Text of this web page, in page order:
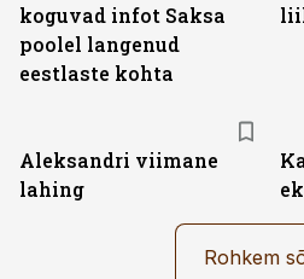
koguvad infot Saksa
poolel langenud
eestlaste kohta
Aleksandri viimane
lahing
Rohkem